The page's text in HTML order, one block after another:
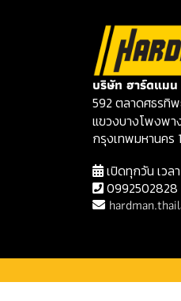
บริษัท ฮาร์ดแมน
592 ตลาดศธรทิ
แขวงบางโพงพา
กรุงเทพมหานคร
เปิดทุกวัน เวล
0992502828